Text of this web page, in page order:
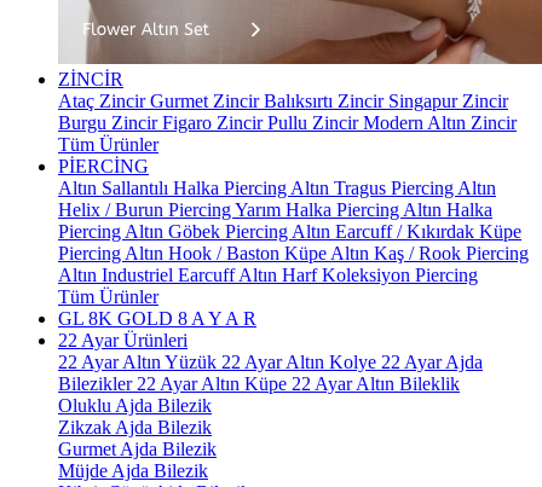
ZİNCİR
Ataç ZincirGurmet ZincirBalıksırtı Zincir Singapur Zincir
Burgu ZincirFigaro ZincirPullu ZincirModern Altın Zincir
Tüm Ürünler
PİERCİNG
Altın Sallantılı Halka Piercing Altın Tragus Piercing Altın
Helix / Burun PiercingYarım Halka Piercing Altın Halka
Piercing Altın Göbek Piercing Altın Earcuff / Kıkırdak Küpe
Piercing Altın Hook / Baston Küpe Altın Kaş / Rook Piercing
Altın Industriel EarcuffAltın Harf Koleksiyon Piercing
Tüm Ürünler
GL 8K GOLD 8 A Y A R
22 Ayar Ürünleri
22 Ayar Altın Yüzük 22 Ayar Altın Kolye 22 Ayar Ajda
Bilezikler 22 Ayar Altın Küpe 22 Ayar Altın Bileklik
Oluklu Ajda Bilezik
Zikzak Ajda Bilezik
Gurmet Ajda Bilezik
Müjde Ajda Bilezik